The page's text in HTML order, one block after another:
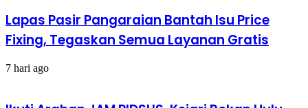
Lapas Pasir Pangaraian Bantah Isu Price
Fixing, Tegaskan Semua Layanan Gratis
7 hari ago